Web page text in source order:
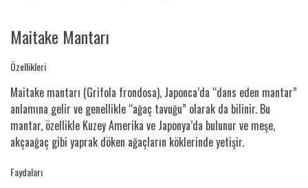
Maitake Mantarı
Özellikleri
Maitake mantarı (Grifola frondosa), Japonca’da “dans eden mantar”
anlamına gelir ve genellikle “ağaç tavuğu” olarak da bilinir. Bu
mantar, özellikle Kuzey Amerika ve Japonya’da bulunur ve meşe,
akçaağaç gibi yaprak döken ağaçların köklerinde yetişir.
Faydaları